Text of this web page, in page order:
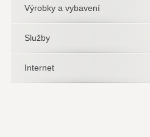
Výrobky a vybavení
Služby
Internet